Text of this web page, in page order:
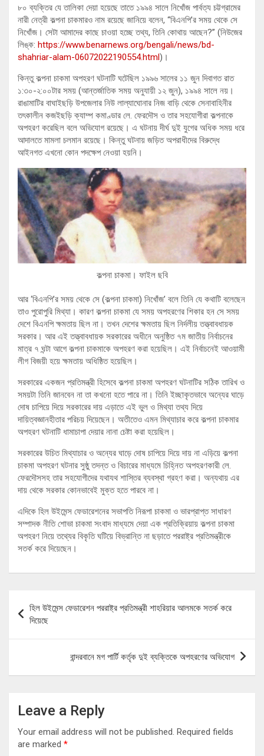
৮০ ব্যক্তির যে তালিকা দেয়া হয়েছে তাতে ১৯৯৪ সালে নিখোঁজ পার্বত্য চট্টগ্রামের
নারী নেত্রী কল্পনা চাকমারও নাম রয়েছে জানিয়ে বলেন, “বিএনপি’র সময় থেকে সে
নিখোঁজ। সেটা আমাদের কাছে চাওয়া হচ্ছে তথ্য, তিনি কোথায় আছেন?” (নিউজের
লিঙ্ক: https://www.benarnews.org/bengali/news/bd-
shahriar-alam-06072022190554.html)।
কিন্তু কল্পনা চাকমা অপহরণ ঘটনাটি ঘটেছিল ১৯৯৬ সালের ১১ জুন দিবাগত রাত
১:৩০-২:০০টার সময় (আন্তর্জাতিক সময় অনুযায়ী ১২ জুন), ১৯৯৪ সালে নয়।
রাঙামাটির বাঘাইছড়ি উপজেলার নিউ লাল্যাঘোনার নিজ বাড়ি থেকে সেনাবাহিনীর
তৎকালীন কজইছড়ি ক্যাম্প কমাণ্ডার লে. ফেরদৌস ও তার সহযোগীরা কল্পনাকে
অপহরণ করেছিল বলে অভিযোগ রয়েছে। এ ঘটনায় দীর্ঘ দুই যুগের অধিক সময় ধরে
আদালতে মামলা চলমান রয়েছে। কিন্তু ঘটনায় জড়িত অপরাধীদের বিরুদ্ধে
আইনগত এখনো কোন পদক্ষেপ নেওয়া হয়নি।
কল্পনা চাকমা। ফাইল ছবি
আর ‘বিএনপি’র সময় থেকে সে (কল্পনা চাকমা) নিখোঁজ’ বলে তিনি যে কথাটি বলেছেন
তাও পুরোপুরি মিথ্যা। কারণ কল্পনা চাকমা যে সময় অপহরণের শিকার হন সে সময়
দেশে বিএনপি ক্ষমতায় ছিল না। তখন দেশের ক্ষমতায় ছিল নির্দলীয় তত্ত্বাবধায়ক
সরকার। আর এই তত্ত্বাবধায়ক সরকারের অধীনে অনুষ্ঠিত ৭ম জাতীয় নির্বাচনের
মাত্র ৭ ঘন্টা আগে কল্পনা চাকমাকে অপহরণ করা হয়েছিল। এই নির্বাচনেই আওয়ামী
লীগ বিজয়ী হয়ে ক্ষমতায় অধিষ্ঠিত হয়েছিল।
সরকারের একজন প্রতিমন্ত্রী হিসেবে কল্পনা চাকমা অপহরণ ঘটনাটির সঠিক তারিখ ও
সময়টা তিনি জানবেন না তা কখনো হতে পারে না। তিনি ইচ্ছাকৃতভাবে অন্যের ঘাড়ে
দোষ চাপিয়ে দিয়ে সরকারের দায় এড়াতে এই ভুল ও মিথ্যা তথ্য দিয়ে
দায়িত্বজ্ঞানহীতার পরিচয় দিয়েছেন। অতীতেও এমন মিথ্যাচার করে কল্পনা চাকমার
অপহরণ ঘটনাটি ধামাচাপা দেয়ার নানা চেষ্টা করা হয়েছিল।
সরকারের উচিত মিথ্যাচার ও অন্যের ঘাড়ে দোষ চাপিয়ে দিয়ে দায় না এড়িয়ে কল্পনা
চাকমা অপহরণ ঘটনার সুষ্ঠু তদন্ত ও বিচারের মাধ্যমে চিহ্নিত অপহরণকারী লে.
ফেরদৌসসহ তার সহযোগীদের যথাযথ শাস্তির ব্যবস্থা গ্রহণ করা। অন্যথায় এর
দায় থেকে সরকার কোনভাবেই মুক্ত হতে পারবে না।
এদিকে হিল উইমেন্স ফেডারেশনের সভাপতি নিরূপা চাকমা ও ভারপ্রাপ্ত সাধারণ
সম্পাদক নীতি শোভা চাকমা সংবাদ মাধ্যমে দেয়া এক প্রতিক্রিয়ায় কল্পনা চাকমা
অপহরণ নিয়ে তথ্যের বিকৃতি ঘটিয়ে বিভ্রান্তি না ছড়াতে পররাষ্ট্র প্রতিমন্ত্রীকে
সতর্ক করে দিয়েছেন।
navigation
হিল উইমেন্স ফেডারেশন পররাষ্ট্র প্রতিমন্ত্রী শাহরিয়ার আলমকে সতর্ক করে
দিয়েছে
বান্দরবানে মগ পার্টি কর্তৃক দুই ব্যক্তিকে অপহরণের অভিযোগ
Leave a Reply
Your email address will not be published. Required fields
are marked *